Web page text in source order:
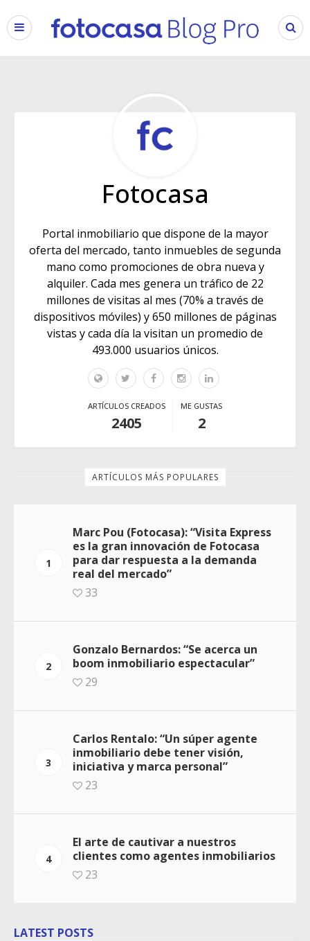
Fotocasa
Portal inmobiliario que dispone de la mayor
oferta del mercado, tanto inmuebles de segunda
mano como promociones de obra nueva y
alquiler. Cada mes genera un tráfico de 22
millones de visitas al mes (70% a través de
dispositivos móviles) y 650 millones de páginas
vistas y cada día la visitan un promedio de
493.000 usuarios únicos.
ARTÍCULOS CREADOS
2405
ME GUSTAS
2
ARTÍCULOS MÁS POPULARES
1
Marc Pou (Fotocasa): “Visita Express
es la gran innovación de Fotocasa
para dar respuesta a la demanda
real del mercado”
33
2
Gonzalo Bernardos: “Se acerca un
boom inmobiliario espectacular”
29
3
Carlos Rentalo: “Un súper agente
inmobiliario debe tener visión,
iniciativa y marca personal”
23
4
El arte de cautivar a nuestros
clientes como agentes inmobiliarios
23
LATEST POSTS